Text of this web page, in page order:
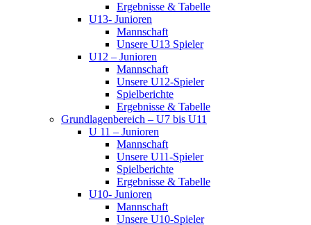
Ergebnisse & Tabelle
U13- Junioren
Mannschaft
Unsere U13 Spieler
U12 – Junioren
Mannschaft
Unsere U12-Spieler
Spielberichte
Ergebnisse & Tabelle
Grundlagenbereich – U7 bis U11
U 11 – Junioren
Mannschaft
Unsere U11-Spieler
Spielberichte
Ergebnisse & Tabelle
U10- Junioren
Mannschaft
Unsere U10-Spieler